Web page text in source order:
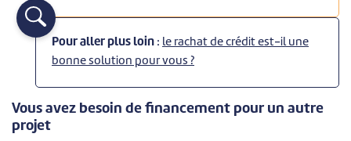
Pour aller plus loin : le rachat de crédit est-il une
bonne solution pour vous ?
Vous avez besoin de financement pour un autre
projet